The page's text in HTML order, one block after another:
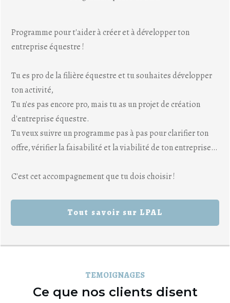
Programme pour t'aider à créer et à développer ton
entreprise équestre !
Tu es pro de la filière équestre et tu souhaites développer
ton activité,
Tu n'es pas encore pro, mais tu as un projet de création
d'entreprise équestre.
Tu veux suivre un programme pas à pas pour clarifier ton
offre, vérifier la faisabilité et la viabilité de ton entreprise…
C'est cet accompagnement que tu dois choisir !
Tout savoir sur LPAL
TEMOIGNAGES
Ce que nos clients disent